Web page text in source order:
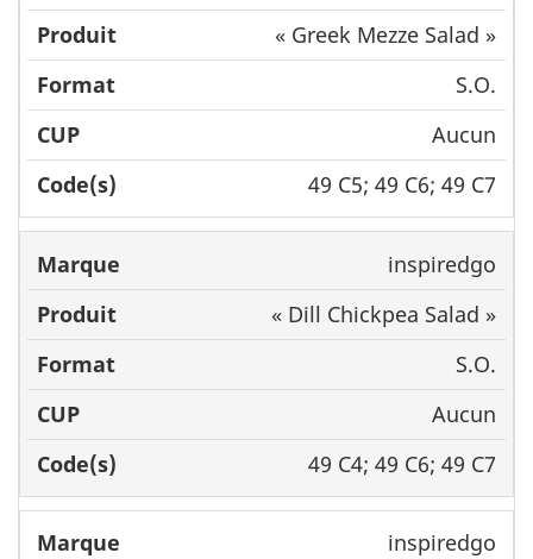
« Greek Mezze Salad »
S.O.
Aucun
49 C5; 49 C6; 49 C7
inspiredgo
« Dill Chickpea Salad »
S.O.
Aucun
49 C4; 49 C6; 49 C7
inspiredgo